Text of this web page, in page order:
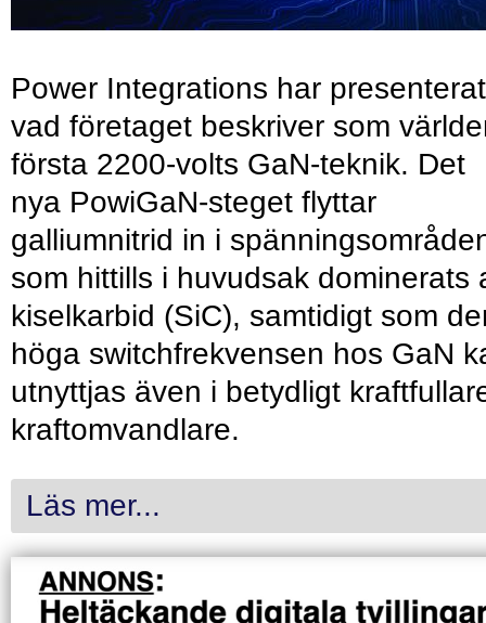
Power Integrations har presenterat
vad företaget beskriver som
första 2200-volts GaN-teknik. Det
nya PowiGaN-steget flyttar
galliumnitrid in i
som hittills i huvudsak dominerats
kiselkarbid (SiC), samtidigt som
höga switchfrekvensen hos GaN
utnyttjas även i betydligt
kraftomvandlare.
Läs mer...